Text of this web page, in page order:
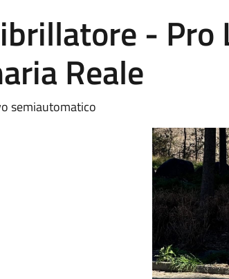
- Pro
Reale
semiautomatico